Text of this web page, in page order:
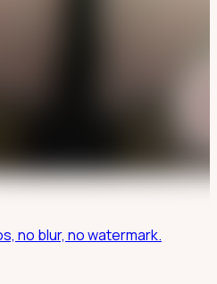
no blur, no watermark.